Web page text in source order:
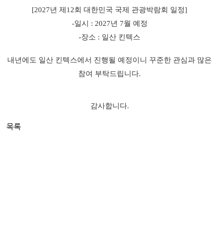
[2027년 제 12회 대한민국 국제 관광박람회 일정]
-일시 : 2027년 7월 예정
-장소 : 일산 킨텍스
내년에도 일산 킨텍스에서 진행될 예정이니 꾸준한 관심과 많은
참여 부탁드립니다.
감사합니다.
목록